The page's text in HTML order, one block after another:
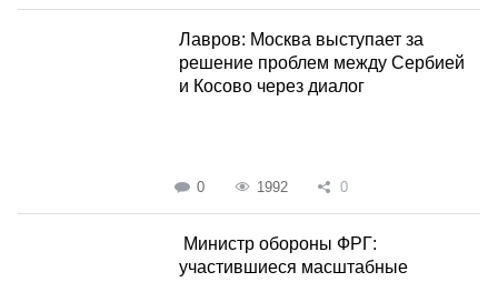
Лавров: Москва выступает за
решение проблем между Сербией
и Косово через диалог
0 1992 0
Министр обороны ФРГ:
участившиеся масштабные